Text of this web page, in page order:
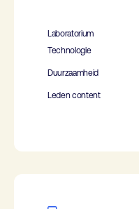
Laboratorium
Technologie
Duurzaamheid
Leden content